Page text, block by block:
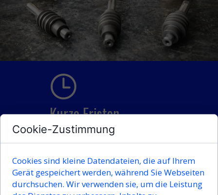
Wir garantiereneine kurze
Ausführungszeit. Dank moderner
Maschinen und eines erfahrenen
Teams erfüllen wir Aufträge
schnell, ohne Kompromisse bei
Qualität und Präzision.
Kurze Fristen
Cookie-Zustimmung
Cookies sind kleine Datendateien, die auf Ihrem
Gerät gespeichert werden, während Sie Webseiten
durchsuchen. Wir verwenden sie, um die Leistung